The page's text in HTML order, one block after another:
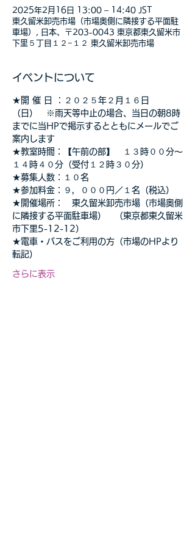
2025年2月16日 13:00 – 14:40 JST
東久留米卸売市場（市場奥側に隣接する平面駐
車場）, 日本、〒203-0043 東京都東久留米市
下里５丁目１２−１２ 東久留米卸売市場
イベントについて
★開 催 日 ：２０２５年２月１６日
（日）　※雨天等中止の場合、当日の朝8時
までに当HPで掲示するとともにメールでご
案内します
★教室時間：【午前の部】　１３時００分～
１４時４０分（受付１２時３０分）
★募集人数：１０名
★参加料金：９，０００円／１名（税込）
★開催場所：　東久留米卸売市場（市場奥側
に隣接する平面駐車場）　（東京都東久留米
市下里5-12-12）
★電車・バスをご利用の方（市場のHPより
転記）
さらに表示